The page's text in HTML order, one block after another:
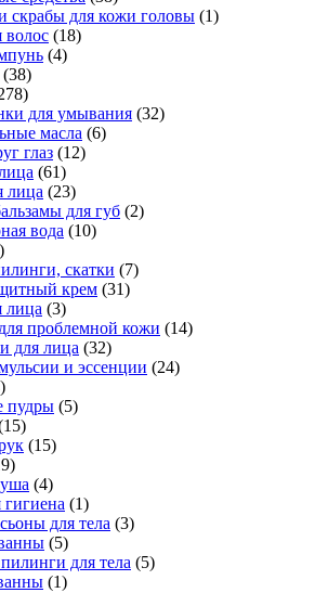
скрабы для кожи головы (1)
волос (18)
(4)
(38)
для умывания (32)
масла (6)
глаз (12)
(61)
лица (23)
для губ (2)
вода (10)
скатки (7)
крем (31)
лица (3)
проблемной кожи (14)
для лица (32)
и эссенции (24)
пудры (5)
(15)
(4)
(1)
для тела (3)
(5)
для тела (5)
(1)